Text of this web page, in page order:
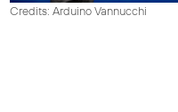
Credits: Arduino Vannucchi